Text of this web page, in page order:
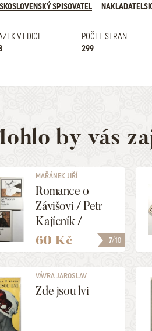
SPISOVATEL
V EDICI
POČET STRAN
299
by vás
7/10
MAŘÁNEK JIŘÍ
Romance o
Závišovi / Petr
Kajícník /
Barbar Vok
60 Kč
VÁVRA JAROSLAV
RAIMUND
Zde jsou lvi